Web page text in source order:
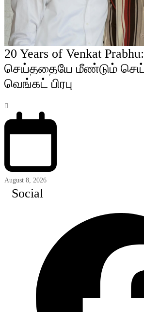
20 Years of Venkat
செய்ததையே மீண்டும்
வெங்கட் பிரபு
August 8, 2026
Social